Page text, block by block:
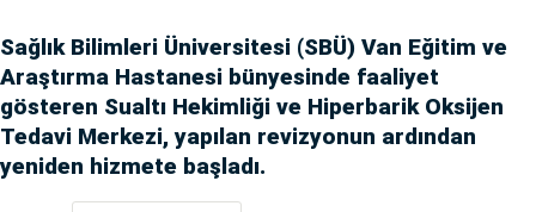
Sağlık Bilimleri Üniversitesi (SBÜ) Van Eğitim ve
Araştırma Hastanesi bünyesinde faaliyet
gösteren Sualtı Hekimliği ve Hiperbarik Oksijen
Tedavi Merkezi, yapılan revizyonun ardından
yeniden hizmete başladı.